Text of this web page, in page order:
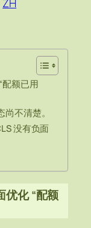
ZH
配额已用
不清楚。
没有负面
优化 “配额